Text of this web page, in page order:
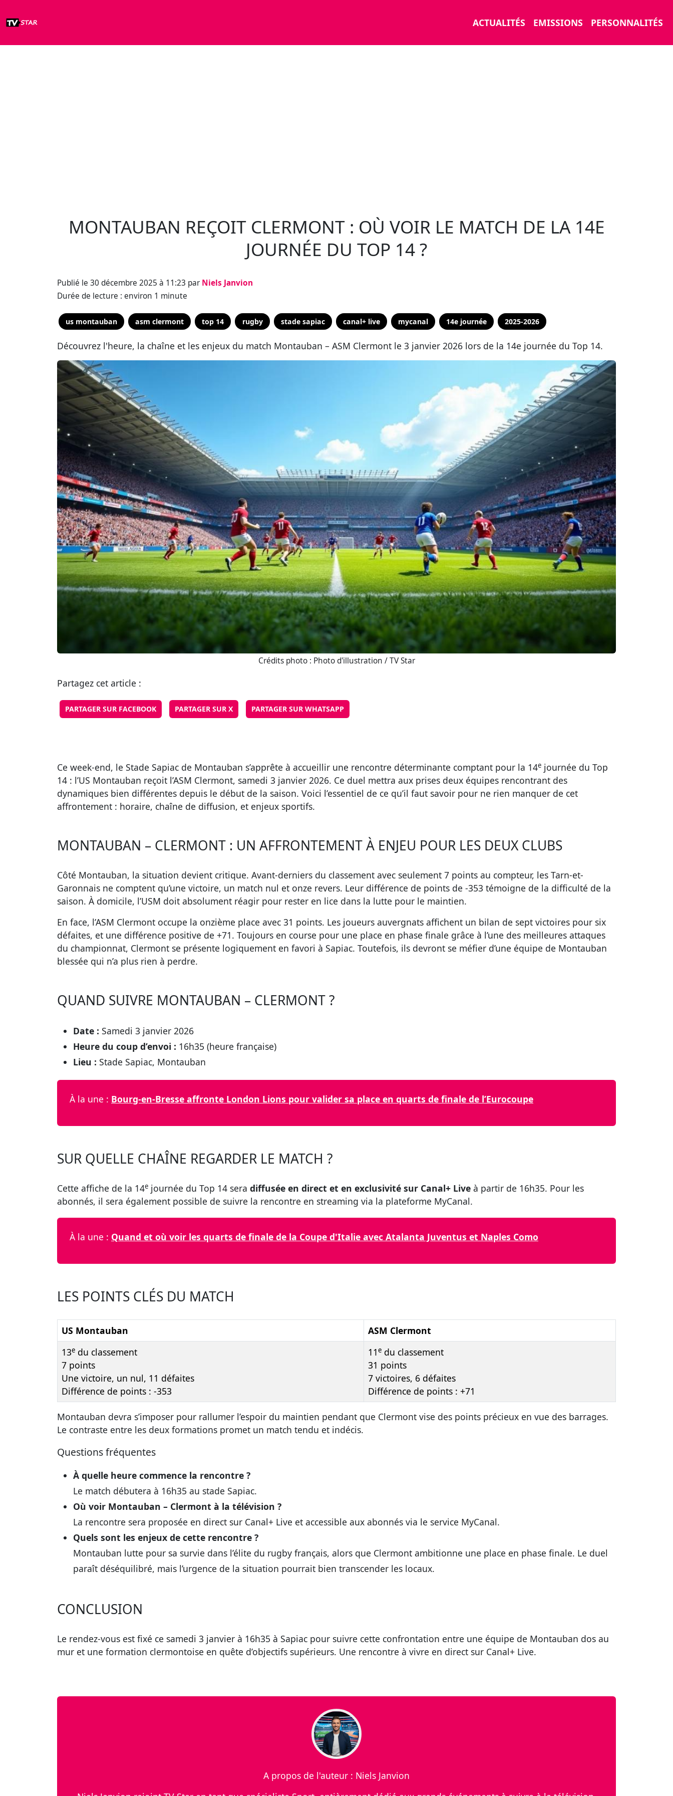
ACTUALITÉS EMISSIONS PERSONNALITÉS
MONTAUBAN REÇOIT CLERMONT : OÙ VOIR LE MATCH DE LA 14E
JOURNÉE DU TOP 14 ?
Publié le 30 décembre 2025 à 11:23 par Niels Janvion
Durée de lecture : environ 1 minute
us montauban asm clermont top 14 rugby stade sapiac canal+ live mycanal 14e journée 2025-2026
Découvrez l'heure, la chaîne et les enjeux du match Montauban – ASM Clermont le 3 janvier 2026 lors de la 14e journée du Top 14.
Crédits photo : Photo d'illustration / TV Star
Partagez cet article :
PARTAGER SUR FACEBOOK PARTAGER SUR X PARTAGER SUR WHATSAPP
Ce week-end, le Stade Sapiac de Montauban s’apprête à accueillir une rencontre déterminante comptant pour la 14e journée du Top
14 : l’US Montauban reçoit l’ASM Clermont, samedi 3 janvier 2026. Ce duel mettra aux prises deux équipes rencontrant des
dynamiques bien différentes depuis le début de la saison. Voici l’essentiel de ce qu’il faut savoir pour ne rien manquer de cet
affrontement : horaire, chaîne de diffusion, et enjeux sportifs.
MONTAUBAN – CLERMONT : UN AFFRONTEMENT À ENJEU POUR LES DEUX CLUBS
Côté Montauban, la situation devient critique. Avant-derniers du classement avec seulement 7 points au compteur, les Tarn-et-
Garonnais ne comptent qu’une victoire, un match nul et onze revers. Leur différence de points de -353 témoigne de la difficulté de la
saison. À domicile, l’USM doit absolument réagir pour rester en lice dans la lutte pour le maintien.
En face, l’ASM Clermont occupe la onzième place avec 31 points. Les joueurs auvergnats affichent un bilan de sept victoires pour six
défaites, et une différence positive de +71. Toujours en course pour une place en phase finale grâce à l’une des meilleures attaques
du championnat, Clermont se présente logiquement en favori à Sapiac. Toutefois, ils devront se méfier d’une équipe de Montauban
blessée qui n’a plus rien à perdre.
QUAND SUIVRE MONTAUBAN – CLERMONT ?
Date : Samedi 3 janvier 2026
Heure du coup d’envoi : 16h35 (heure française)
Lieu : Stade Sapiac, Montauban
À la une : Bourg-en-Bresse affronte London Lions pour valider sa place en quarts de finale de l’Eurocoupe
SUR QUELLE CHAÎNE REGARDER LE MATCH ?
Cette affiche de la 14e journée du Top 14 sera diffusée en direct et en exclusivité sur Canal+ Live à partir de 16h35. Pour les
abonnés, il sera également possible de suivre la rencontre en streaming via la plateforme MyCanal.
À la une : Quand et où voir les quarts de finale de la Coupe d'Italie avec Atalanta Juventus et Naples Como
LES POINTS CLÉS DU MATCH
US Montauban
ASM Clermont
13e du classement
7 points
Une victoire, un nul, 11 défaites
Différence de points : -353
11e du classement
31 points
7 victoires, 6 défaites
Différence de points : +71
Montauban devra s’imposer pour rallumer l’espoir du maintien pendant que Clermont vise des points précieux en vue des barrages.
Le contraste entre les deux formations promet un match tendu et indécis.
Questions fréquentes
À quelle heure commence la rencontre ?
Le match débutera à 16h35 au stade Sapiac.
Où voir Montauban – Clermont à la télévision ?
La rencontre sera proposée en direct sur Canal+ Live et accessible aux abonnés via le service MyCanal.
Quels sont les enjeux de cette rencontre ?
Montauban lutte pour sa survie dans l’élite du rugby français, alors que Clermont ambitionne une place en phase finale. Le duel
paraît déséquilibré, mais l’urgence de la situation pourrait bien transcender les locaux.
CONCLUSION
Le rendez-vous est fixé ce samedi 3 janvier à 16h35 à Sapiac pour suivre cette confrontation entre une équipe de Montauban dos au
mur et une formation clermontoise en quête d’objectifs supérieurs. Une rencontre à vivre en direct sur Canal+ Live.
A propos de l'auteur : Niels Janvion